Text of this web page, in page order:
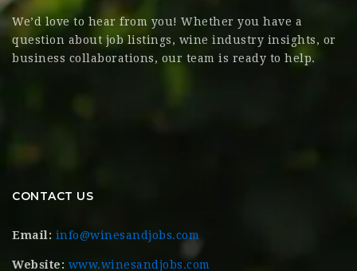
We’d love to hear from you! Whether you have a
question about job listings, wine industry insights, or
business collaborations, our team is ready to help.
CONTACT US
Email: info@winesandjobs.com
Website: www.winesandjobs.com